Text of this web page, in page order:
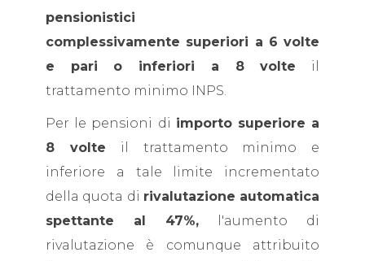
pensionistici
complessivamente superiori a 6 volte
e pari o inferiori a 8 volte il
trattamento minimo INPS.
Per le pensioni di importo superiore a
8 volte il trattamento minimo e
inferiore a tale limite incrementato
della quota di rivalutazione automatica
spettante al 47%, l'aumento di
rivalutazione è comunque attribuito